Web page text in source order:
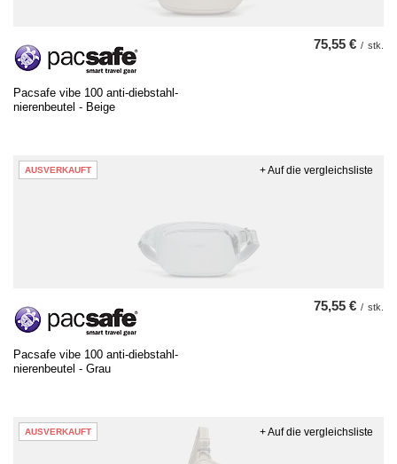
Pacsafe vibe 100 anti-diebstahl-
nierenbeutel - Beige
75,55 € / stk.
AUSVERKAUFT
Pacsafe vibe 100 anti-diebstahl-
nierenbeutel - Grau
75,55 € / stk.
+ Auf die vergleichsliste
AUSVERKAUFT + Auf die vergleichsliste